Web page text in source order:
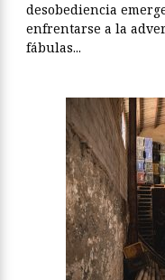
desobediencia
enfrentarse a la
fábulas...